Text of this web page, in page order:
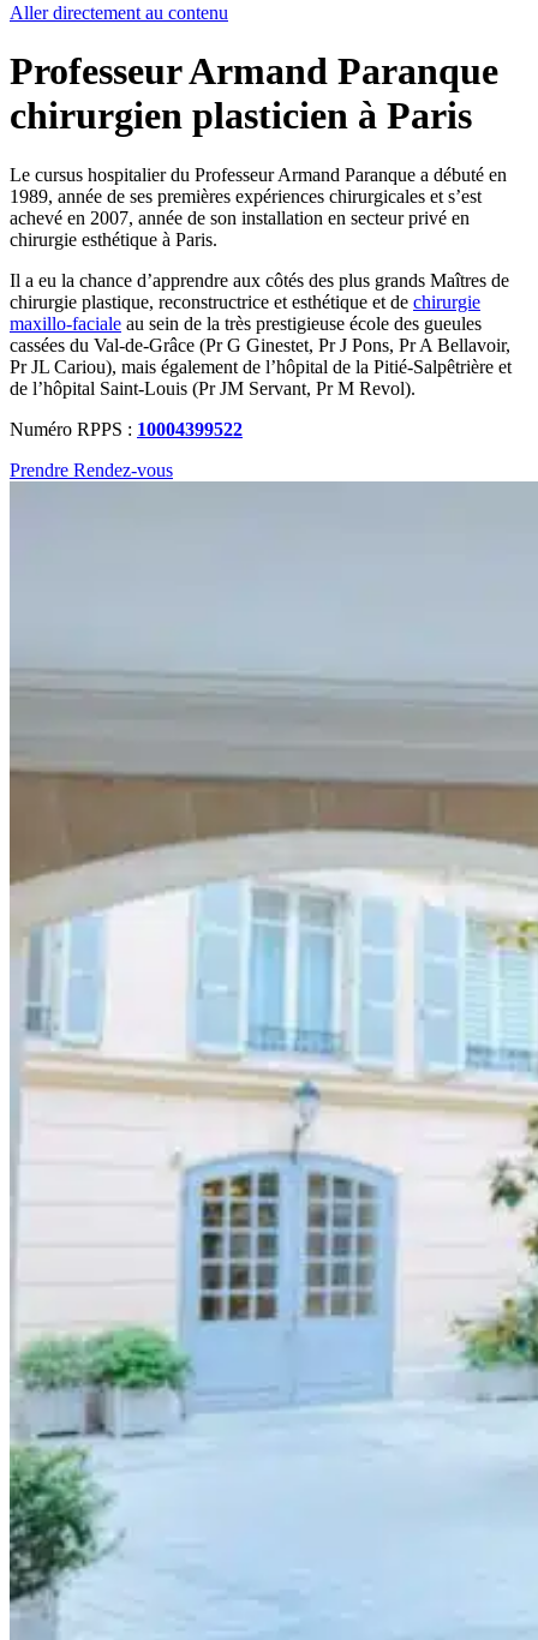
Aller directement au contenu
Professeur Armand Paranque
chirurgien plasticien à Paris
Le cursus hospitalier du Professeur Armand Paranque a débuté en
1989, année de ses premières expériences chirurgicales et s’est
achevé en 2007, année de son installation en secteur privé en
chirurgie esthétique à Paris.
Il a eu la chance d’apprendre aux côtés des plus grands Maîtres de
chirurgie plastique, reconstructrice et esthétique et de chirurgie
maxillo-faciale au sein de la très prestigieuse école des gueules
cassées du Val-de-Grâce (Pr G Ginestet, Pr J Pons, Pr A Bellavoir,
Pr JL Cariou), mais également de l’hôpital de la Pitié-Salpêtrière et
de l’hôpital Saint-Louis (Pr JM Servant, Pr M Revol).
Numéro RPPS : 10004399522
Prendre Rendez-vous